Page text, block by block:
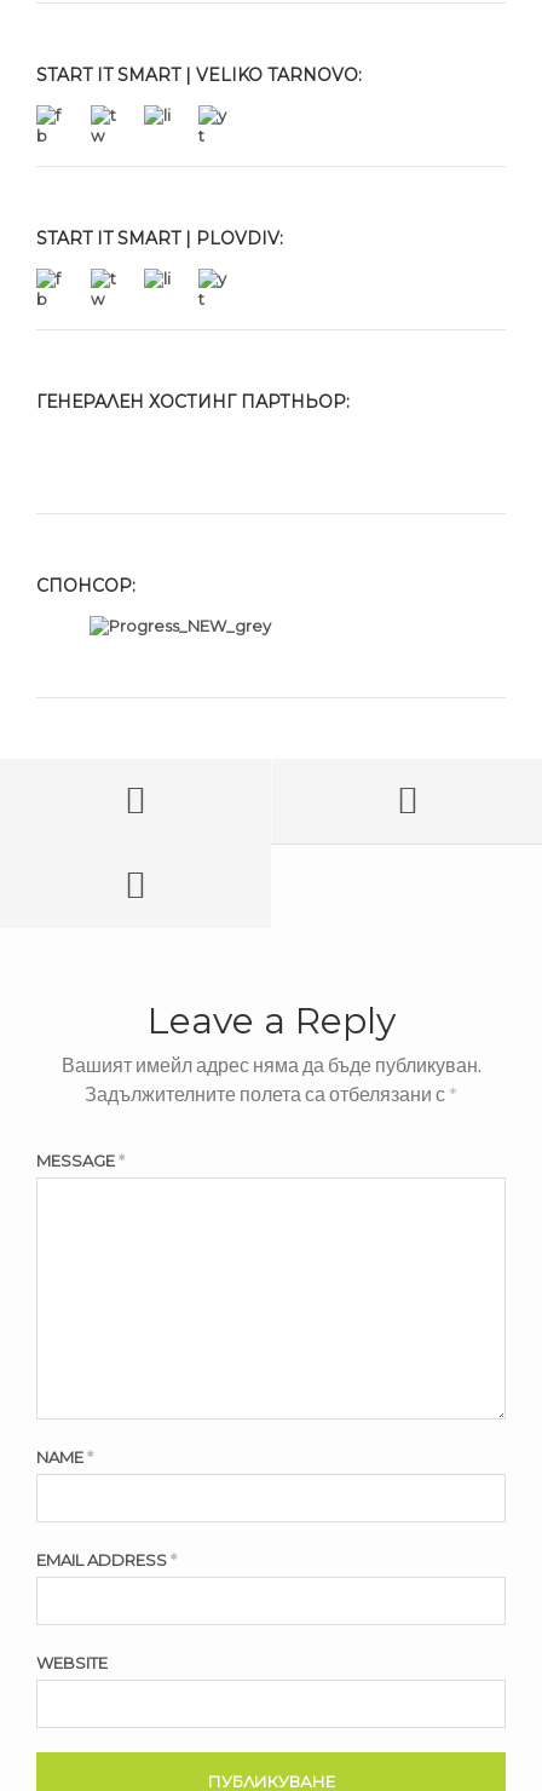
START IT SMART | VELIKO TARNOVO:
START IT SMART | PLOVDIV:
ГЕНЕРАЛЕН ХОСТИНГ ПАРТНЬОР:
СПОНСОР:
Leave a Reply
Вашият имейл адрес няма да бъде публикуван.
Задължителните полета са отбелязани с*
MESSAGE*
NAME*
EMAIL ADDRESS*
WEBSITE